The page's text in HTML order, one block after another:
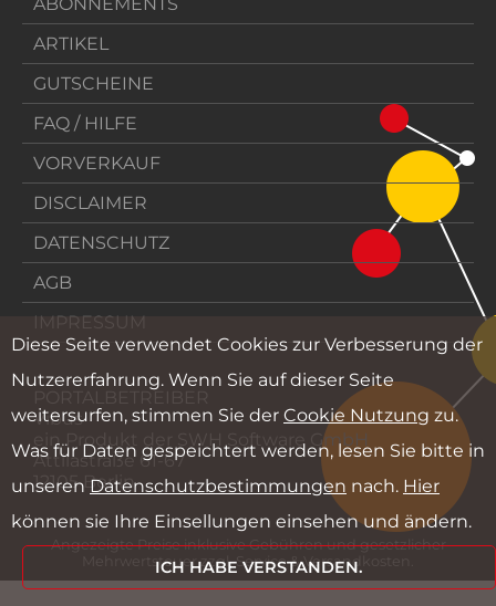
Diese Seite verwendet Cookies zur Verbesserung der
Nutzererfahrung. Wenn Sie auf dieser Seite
weitersurfen, stimmen Sie der Cookie Nutzung zu.
Was für Daten gespeichtert werden, lesen Sie bitte in
unseren Datenschutzbestimmungen nach. Hier
können sie Ihre Einsellungen einsehen und ändern.
ICH HABE VERSTANDEN.
ARTIKEL
GUTSCHEINE
FAQ / HILFE
VORVERKAUF
DISCLAIMER
DATENSCHUTZ
AGB
IMPRESSUM
PORTALBETREIBER
Vibus
ein Produkt der SWH Software GmbH
Attilastraße 61-67
12105 Berlin
Angezeigte Preise inklusive Gebühren und gesetzlicher
Mehrwertsteuer zzgl. Service & Versandkosten.